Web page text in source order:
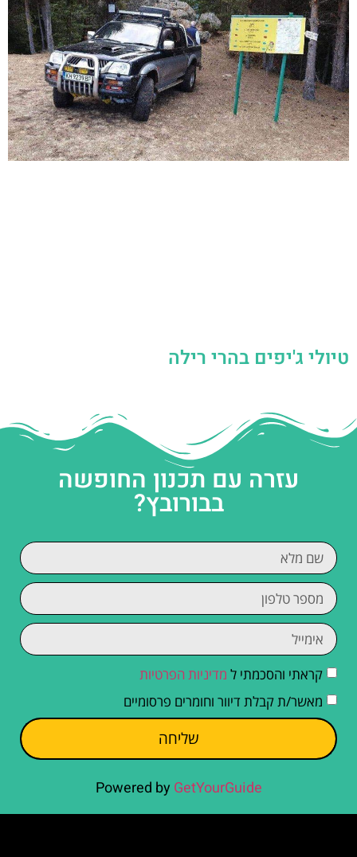
טיולי ג'יפים בהרי רילה
עזרה עם תכנון החופשה
בבורובץ?
קראתי והסכמתי ל מדיניות הפרטיות
מאשר/ת קבלת דיוור וחומרים פרסומיים
שליחה
Powered by GetYourGuide